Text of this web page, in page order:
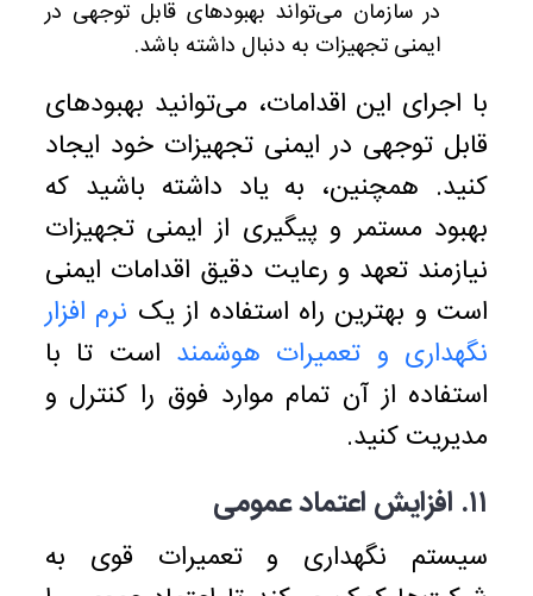
در سازمان می‌تواند بهبودهای قابل توجهی در
ایمنی تجهیزات به دنبال داشته باشد.
با اجرای این اقدامات، می‌توانید بهبودهای
قابل توجهی در ایمنی تجهیزات خود ایجاد
کنید. همچنین، به یاد داشته باشید که
بهبود مستمر و پیگیری از ایمنی تجهیزات
نیازمند تعهد و رعایت دقیق اقدامات ایمنی
است و بهترین راه استفاده از یک نرم افزار
نگهداری و تعمیرات هوشمند است تا با
استفاده از آن تمام موارد فوق را کنترل و
مدیریت کنید.
۱۱. افزایش اعتماد عمومی
سیستم نگهداری و تعمیرات قوی به